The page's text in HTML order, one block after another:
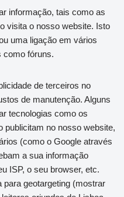
informação, tais como as
visita o nosso website. Isto
uma ligação em vários
como fóruns.
de terceiros no
de manutenção. Alguns
tecnologias como os
publicitam no nosso website,
(como o Google através
a sua informação
ISP, o seu browser, etc.
para geotargeting (mostrar